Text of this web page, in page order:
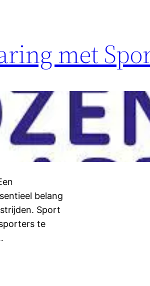
met
belang
Sport
te